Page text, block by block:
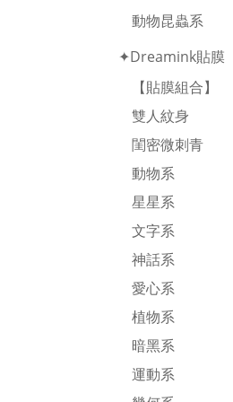
動物昆蟲系
✦Dreamink貼膜
【貼膜組合】
雙人紋身
閨密微刺青
動物系
星星系
文字系
神話系
愛心系
植物系
暗黑系
運動系